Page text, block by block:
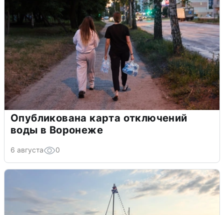
Опубликована карта отключений
воды в Воронеже
6 августа 0